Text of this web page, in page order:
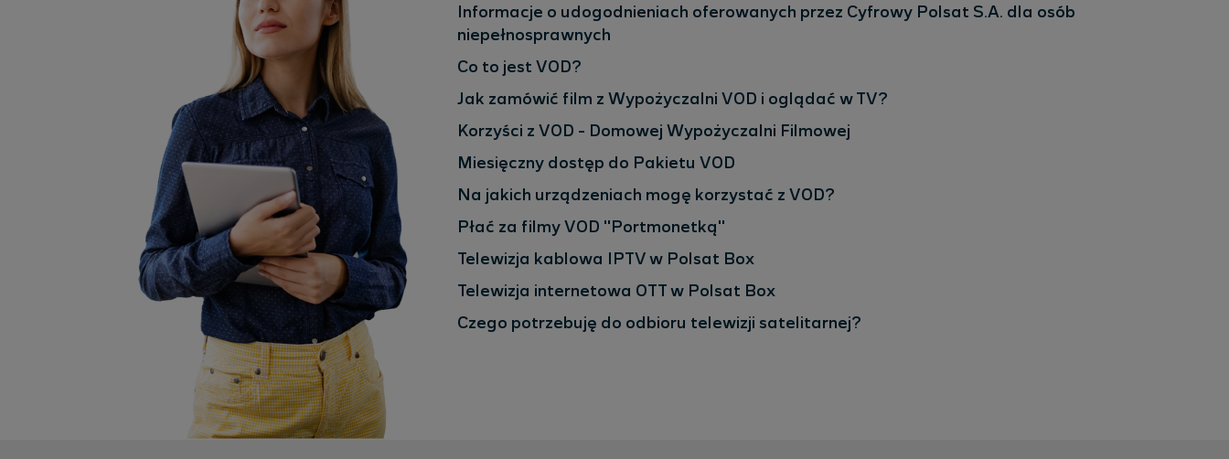
Informacje o udogodnieniach oferowanych przez Cyfrowy Polsat S.A. dla osób
niepełnosprawnych
Co to jest VOD?
Jak zamówić film z Wypożyczalni VOD i oglądać w TV?
Korzyści z VOD - Domowej Wypożyczalni Filmowej
Miesięczny dostęp do Pakietu VOD
Na jakich urządzeniach mogę korzystać z VOD?
Płać za filmy VOD "Portmonetką"
Telewizja kablowa IPTV w Polsat Box
Telewizja internetowa OTT w Polsat Box
Czego potrzebuję do odbioru telewizji satelitarnej?